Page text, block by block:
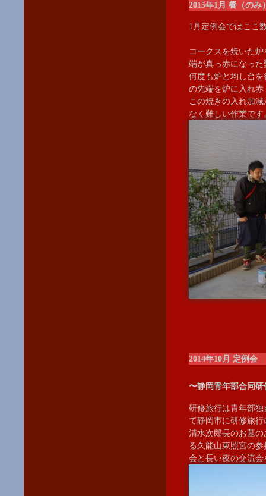
2015年1月 餐（のみ
1月定例会ではここ
コークスを焼いた
端が真っ赤になっ
何度も炉と均し台
の先端を炉に入れ
この焼きの入れ加
なく難しい作業です
2014年10月 定例会
〜静岡青年部合同研
研修旅行は青年部
て静岡市に研修旅
清水次郎長のお墓
る久能山東照宮の
会と長い夜の交流